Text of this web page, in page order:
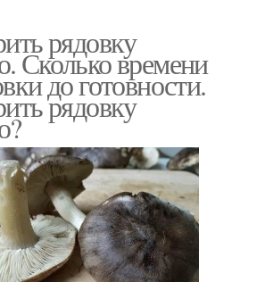
рядовку
Сколько времени
до готовности.
рядовку